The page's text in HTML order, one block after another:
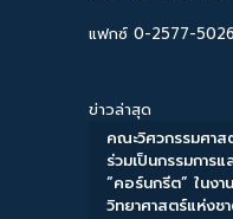
แฟกซ์ 0-2577-5026
ข่าวล่าสุด
คณะวิศวกรรมศา
ร่วมเป็นกรรมการแ
“คอร์นกรีต” ในงา
วิทยาศาสตร์แห่งช